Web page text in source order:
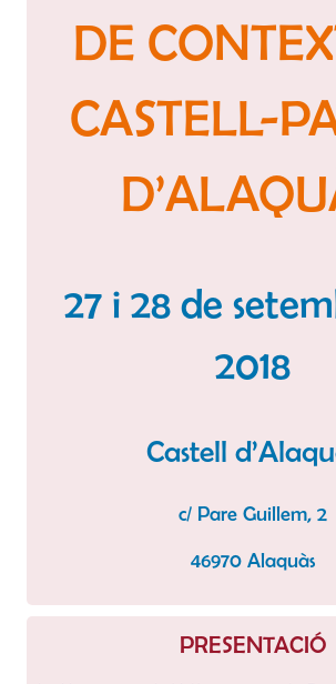
DE
CASTELL-
27 i 28 de
2018
Castell
c/ Pare Guillem, 2
46970 Alaquàs
PRESENTACIÓ